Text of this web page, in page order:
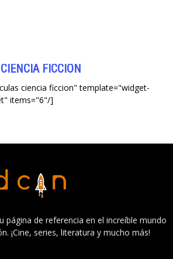
FICCIÓN
ciencia ficcion" template="widget-
items="6"/]
página de referencia en el increíble mundo
¡Cine, series, literatura y mucho más!